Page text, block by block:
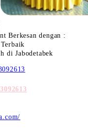
Berkesan dengan :
di Jabodetabek